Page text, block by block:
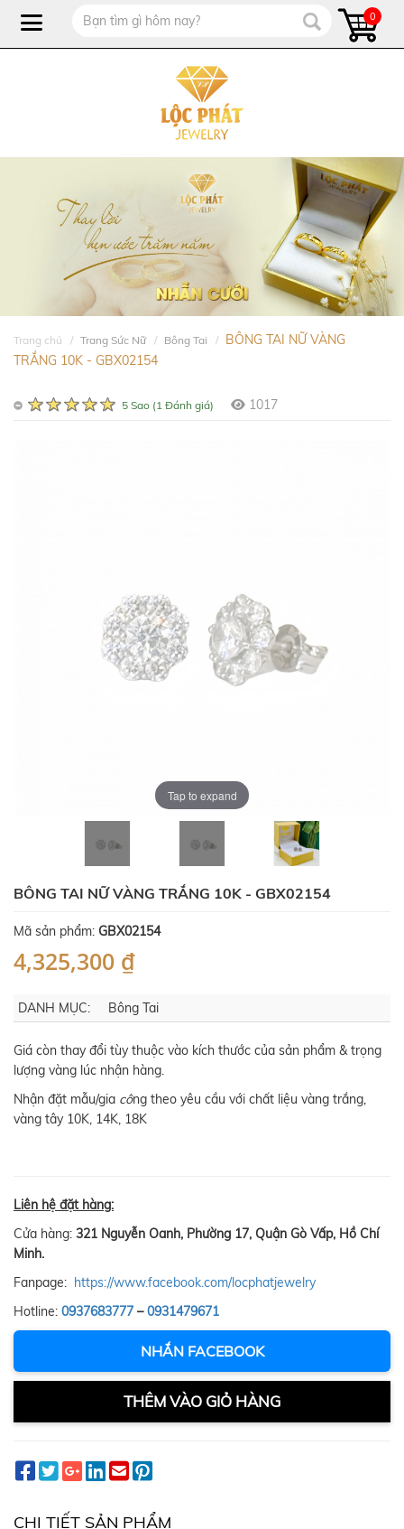
0
Trang chủ Trang Sức Nữ Bông Tai
BÔNG TAI NỮ VÀNG
TRẮNG 10K - GBX02154
5 Sao (1 Đánh giá) 1017
Tap to expand
BÔNG TAI NỮ VÀNG TRẮNG 10K - GBX02154
Mã sản phẩm: GBX02154
4,325,300 ₫
DANH MỤC: Bông Tai
Giá còn thay đổi tùy thuộc vào kích thước của sản phẩm & trọng
lượng vàng lúc nhận hàng.
Nhận đặt mẫu/gia công theo yêu cầu với chất liệu vàng trắng,
vàng tây 10K, 14K, 18K
Liên hệ đặt hàng:
Cửa hàng: 321 Nguyễn Oanh, Phường 17, Quận Gò Vấp, Hồ Chí
Minh.
Fanpage: https://www.facebook.com/locphatjewelry
Hotline: 0937683777 –0931479671
NHẮN FACEBOOK
THÊM VÀO GIỎ HÀNG
CHI TIẾT SẢN PHẨM